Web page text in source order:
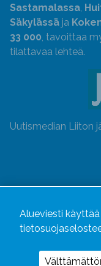
Sastamalassa,
Säkylässä ja
33 000, tavoittaa
tilattavaa lehteä.
Uutismedian Liiton
Alueviesti